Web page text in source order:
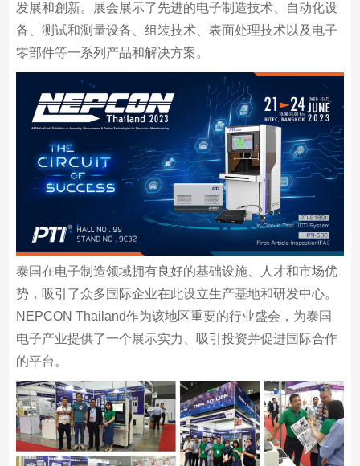
发展和創新。展会展示了先进的电子制造技术、自动化设
备、测试和测量设备、组装技术、表面处理技术以及电子
零部件等一系列产品和解决方案。
泰国在电子制造领域拥有良好的基础设施、人才和市场优
势，吸引了众多国际企业在此设立生产基地和研发中心。
NEPCON Thailand作为该地区重要的行业盛会，为泰国
电子产业提供了一个展示实力、吸引投资并促进国际合作
的平台。